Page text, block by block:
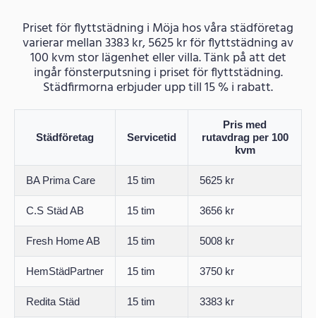
Priset för flyttstädning i Möja hos våra städföretag
varierar mellan 3383 kr, 5625 kr för flyttstädning av
100 kvm stor lägenhet eller villa. Tänk på att det
ingår fönsterputsning i priset för flyttstädning.
Städfirmorna erbjuder upp till 15 % i rabatt.
Städföretag Servicetid
Pris med
rutavdrag per 100
kvm
BA Prima Care 15 tim 5625 kr
C.S Städ AB 15 tim 3656 kr
Fresh Home AB 15 tim 5008 kr
HemStädPartner 15 tim 3750 kr
Redita Städ 15 tim 3383 kr